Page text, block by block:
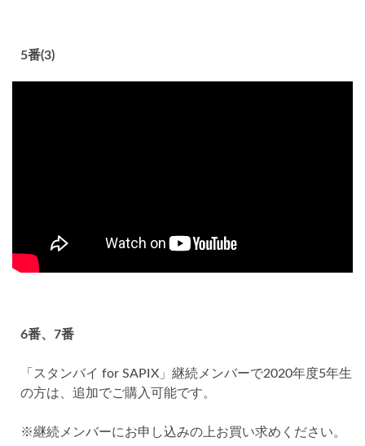
5番(3)
6番、7番
「スタンバイ for SAPIX」継続メンバーで2020年度5年生
の方は、追加でご購入可能です。
※継続メンバーにお申し込みの上お買い求めください。